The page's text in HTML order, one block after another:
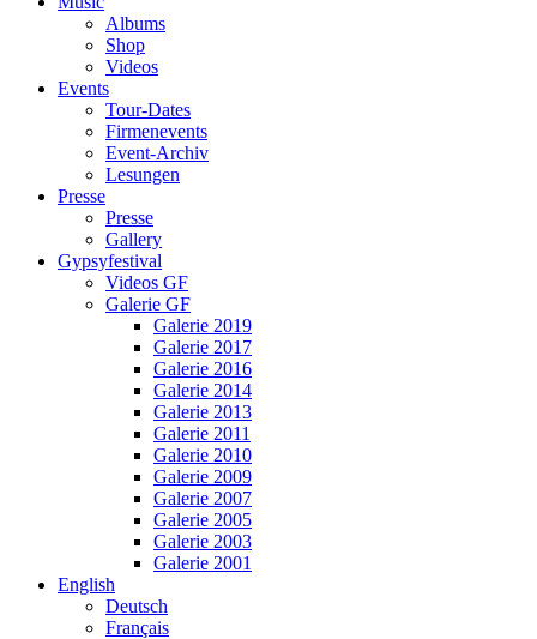
Albums
Shop
Videos
Events
Tour-Dates
Firmenevents
Event-Archiv
Lesungen
Presse
Presse
Gallery
Gypsyfestival
Videos GF
Galerie GF
Galerie 2019
Galerie 2017
Galerie 2016
Galerie 2014
Galerie 2013
Galerie 2011
Galerie 2010
Galerie 2009
Galerie 2007
Galerie 2005
Galerie 2003
Galerie 2001
English
Deutsch
Français